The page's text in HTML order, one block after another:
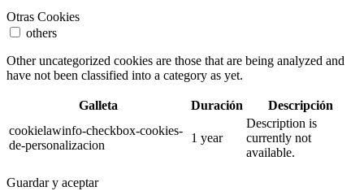
Otras Cookies
others
Other uncategorized cookies are those that are being analyzed and
have not been classified into a category as yet.
Galleta Duración
Descripción
cookielawinfo-checkbox-cookies-
de-personalizacion
1 year
Description is
currently not
available.
Guardar y aceptar